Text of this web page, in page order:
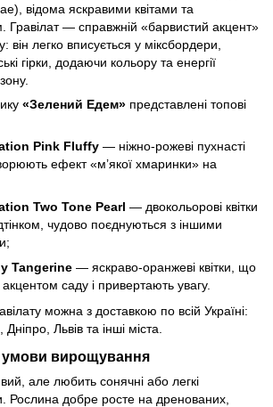
відома яскравими квітами та
Гравілат — справжній «барвистий акцент»
він легко вписується у міксбордери,
гірки, додаючи кольору та енергії
«Зелений Едем» представлені топові
Pink Fluffy — ніжно-рожеві пухнасті
ефект «м’якої хмаринки» на
Two Tone Pearl — двокольорові квітки
чудово поєднуються з іншими
Tangerine — яскраво-оранжеві квітки, що
саду і привертають увагу.
можна з доставкою по всій Україні:
Львів та інші міста.
умови вирощування
але любить сонячні або легкі
Рослина добре росте на дренованих,